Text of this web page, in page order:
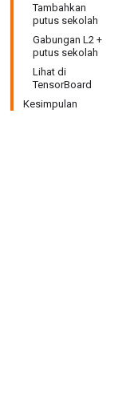
Tambahkan
putus sekolah
Gabungan L2 +
putus sekolah
Lihat di
TensorBoard
Kesimpulan